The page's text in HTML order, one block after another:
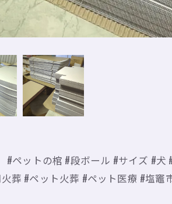
ペットの棺 #段ボール #サイズ #
葬 #ペット火葬 #ペット医療 #塩竈